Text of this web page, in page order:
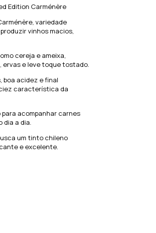
Edition Carménère
variedade
vinhos macios,
cereja e ameixa,
ervas e leve toque tostado.
boa acidez e final
característica da
acompanhar carnes
dia a dia.
um tinto chileno
e excelente.